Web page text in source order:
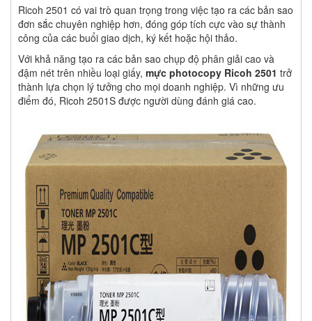
Ricoh 2501 có vai trò quan trọng trong việc tạo ra các bản sao
đơn sắc chuyên nghiệp hơn, đóng góp tích cực vào sự thành
công của các buổi giao dịch, ký kết hoặc hội thảo.
Với khả năng tạo ra các bản sao chụp độ phân giải cao và
đậm nét trên nhiều loại giấy, mực photocopy Ricoh 2501 trở
thành lựa chọn lý tưởng cho mọi doanh nghiệp. Vì những ưu
điểm đó, Ricoh 2501S được người dùng đánh giá cao.